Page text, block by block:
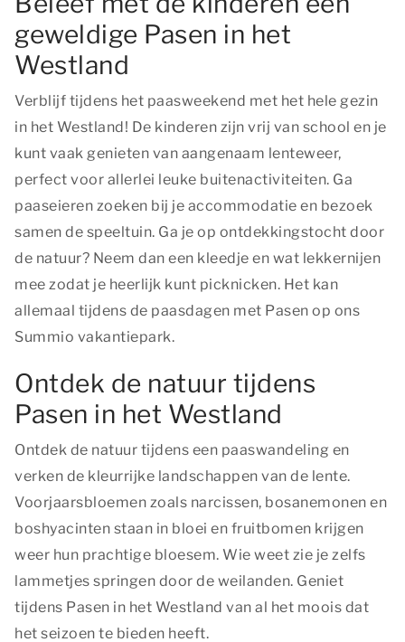
geweldige Pasen in het
Westland
Verblijf tijdens het paasweekend met het hele gezin
in het Westland! De kinderen zijn vrij van school en je
kunt vaak genieten van aangenaam lenteweer,
perfect voor allerlei leuke buitenactiviteiten. Ga
paaseieren zoeken bij je accommodatie en bezoek
samen de speeltuin. Ga je op ontdekkingstocht door
de natuur? Neem dan een kleedje en wat lekkernijen
mee zodat je heerlijk kunt picknicken. Het kan
allemaal tijdens de paasdagen met Pasen op ons
Summio vakantiepark.
Ontdek de natuur tijdens
Pasen in het Westland
Ontdek de natuur tijdens een paaswandeling en
verken de kleurrijke landschappen van de lente.
Voorjaarsbloemen zoals narcissen, bosanemonen en
boshyacinten staan in bloei en fruitbomen krijgen
weer hun prachtige bloesem. Wie weet zie je zelfs
lammetjes springen door de weilanden. Geniet
tijdens Pasen in het Westland van al het moois dat
het seizoen te bieden heeft.